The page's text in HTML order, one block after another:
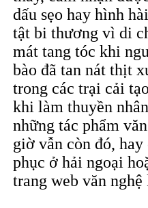
dấu sẹo hay hình
tật bi thương vì di
mát tang tóc khi
bào đã tan nát thịt
trong các trại cải
khi làm thuyền
những tác phẩm
giờ vẫn còn đó,
phục ở hải ngoại
trang web văn